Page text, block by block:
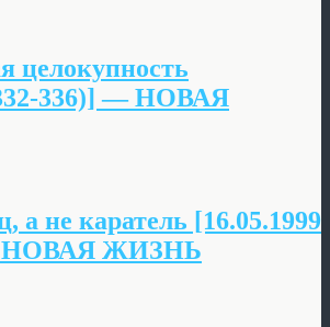
целокупность
336)] — НОВАЯ
а не каратель [16.05.1999
НОВАЯ ЖИЗНЬ